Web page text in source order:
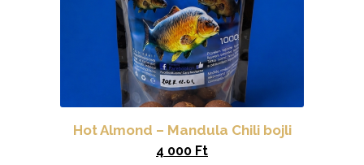
Hot Almond – Mandula Chili bojli
4 000 Ft